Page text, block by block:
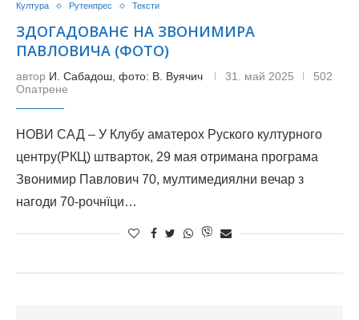
Култура Рутенпрес Тексти
ЗДОГАДОВАНЄ НА ЗВОНИМИРА
ПАВЛОВИЧА (ФОТО)
автор И. Сабадош, фото: В. Вуячич 31. май 2025
502
Опатрене
НОВИ САД – У Клубу аматерох Руского културного
центру(РКЦ) штварток, 29 мая отримана програма
Звонимир Павлович 70, мултимедиялни вечар з
нагоди 70-рочнїци…